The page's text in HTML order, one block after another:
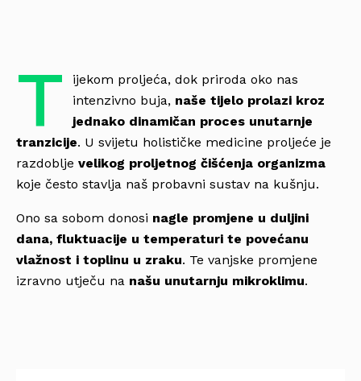
T
ijekom proljeća, dok priroda oko nas
intenzivno buja, naše tijelo prolazi kroz
jednako dinamičan proces unutarnje
tranzicije. U svijetu holističke medicine proljeće je
razdoblje velikog proljetnog čišćenja organizma
koje često stavlja naš probavni sustav na kušnju.
Ono sa sobom donosi nagle promjene u duljini
dana, fluktuacije u temperaturi te povećanu
vlažnost i toplinu u zraku. Te vanjske promjene
izravno utječu na našu unutarnju mikroklimu.